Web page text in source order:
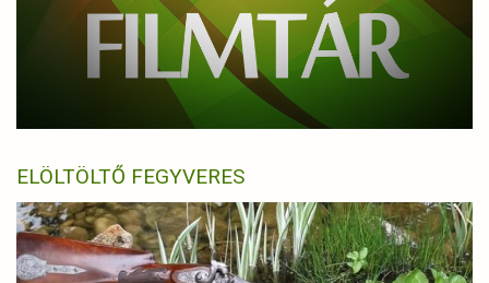
ELÖLTÖLTŐ FEGYVERES